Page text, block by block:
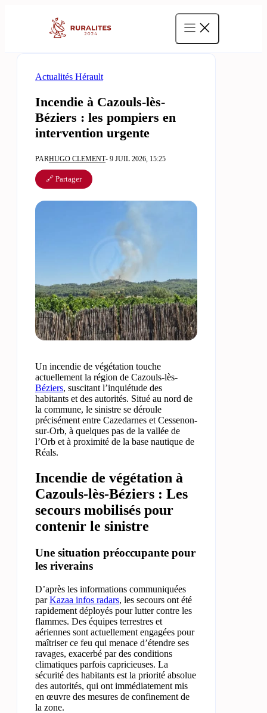
Actualités Hérault
Incendie à Cazouls-lès-
Béziers : les pompiers en
intervention urgente
PARHUGO CLEMENT- 9 JUIL 2026, 15:25
🔗 Partager
Un incendie de végétation touche
actuellement la région de Cazouls-lès-
Béziers, suscitant l’inquiétude des
habitants et des autorités. Situé au nord de
la commune, le sinistre se déroule
précisément entre Cazedarnes et Cessenon-
sur-Orb, à quelques pas de la vallée de
l’Orb et à proximité de la base nautique de
Réals.
Incendie de végétation à
Cazouls-lès-Béziers : Les
secours mobilisés pour
contenir le sinistre
Une situation préoccupante pour
les riverains
D’après les informations communiquées
parKazaa infos radars, les secours ont été
rapidement déployés pour lutter contre les
flammes. Des équipes terrestres et
aériennes sont actuellement engagées pour
maîtriser ce feu qui menace d’étendre ses
ravages, exacerbé par des conditions
climatiques parfois capricieuses. La
sécurité des habitants est la priorité absolue
des autorités, qui ont immédiatement mis
en œuvre des mesures de confinement de
la zone.